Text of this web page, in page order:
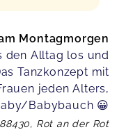
Montagmorgen
den Alltag los und
Tanzkonzept mit
jeden Alters,
Babybauch 😀
Rot an der Rot